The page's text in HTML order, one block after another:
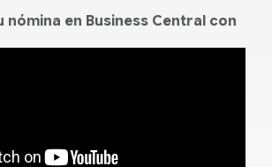
nómina en Business Central con